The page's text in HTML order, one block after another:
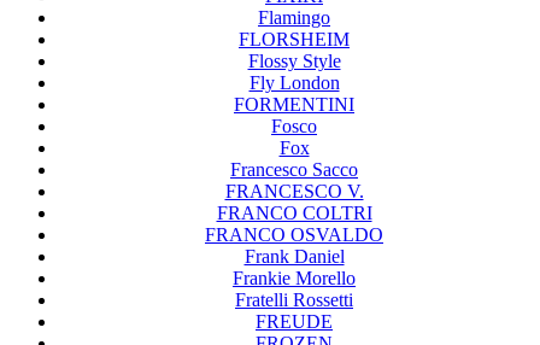
Flamingo
FLORSHEIM
Flossy Style
Fly London
FORMENTINI
Fosco
Fox
Francesco Sacco
FRANCESCO V.
FRANCO COLTRI
FRANCO OSVALDO
Frank Daniel
Frankie Morello
Fratelli Rossetti
FREUDE